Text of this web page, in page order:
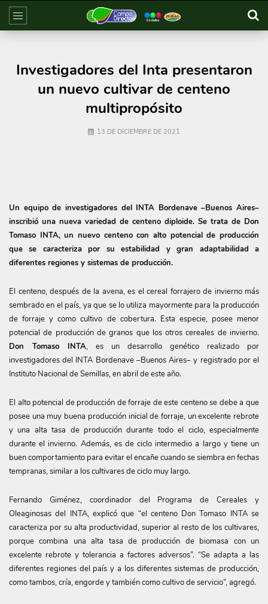
Investigadores del Inta presentaron
un nuevo cultivar de centeno
multipropósito
13 DE DICIEMBRE DE 2021
Un equipo de investigadores del INTA Bordenave –Buenos Aires–
inscribió una nueva variedad de centeno diploide. Se trata de Don
Tomaso INTA, un nuevo centeno con alto potencial de producción
que se caracteriza por su estabilidad y gran adaptabilidad a
diferentes regiones y sistemas de producción.
El centeno, después de la avena, es el cereal forrajero de invierno más
sembrado en el país, ya que se lo utiliza mayormente para la producción
de forraje y como cultivo de cobertura. Esta especie, posee menor
potencial de producción de granos que los otros cereales de invierno.
Don Tomaso INTA, es un desarrollo genético realizado por
investigadores del INTA Bordenave –Buenos Aires– y registrado por el
Instituto Nacional de Semillas, en abril de este año.
El alto potencial de producción de forraje de este centeno se debe a que
posee una muy buena producción inicial de forraje, un excelente rebrote
y una alta tasa de producción durante todo el ciclo, especialmente
durante el invierno. Además, es de ciclo intermedio a largo y tiene un
buen comportamiento para evitar el encañe cuando se siembra en fechas
tempranas, similar a los cultivares de ciclo muy largo.
Fernando Giménez, coordinador del Programa de Cereales y
Oleaginosas del INTA, explicó que “el centeno Don Tomaso INTA se
caracteriza por su alta productividad, superior al resto de los cultivares,
porque combina una alta tasa de producción de biomasa con un
excelente rebrote y tolerancia a factores adversos”. “Se adapta a las
diferentes regiones del país y a los diferentes sistemas de producción,
como tambos, cría, engorde y también como cultivo de servicio”, agregó.